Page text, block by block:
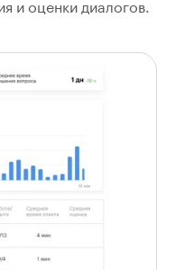
и оценки диалогов.